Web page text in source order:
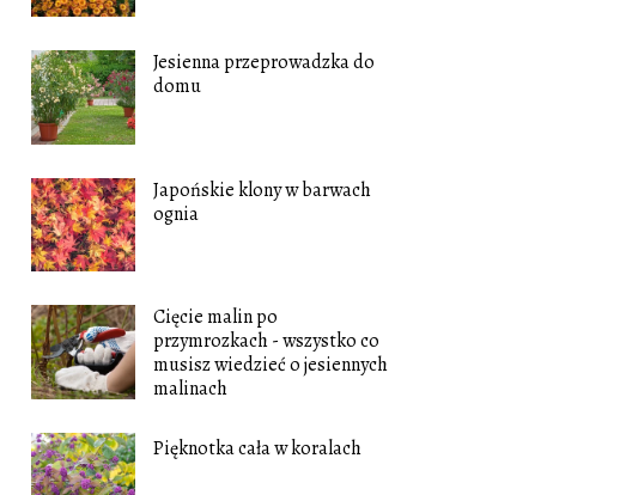
Jesienna przeprowadzka do
domu
Japońskie klony w barwach
ognia
Cięcie malin po
przymrozkach - wszystko co
musisz wiedzieć o jesiennych
malinach
Pięknotka cała w koralach